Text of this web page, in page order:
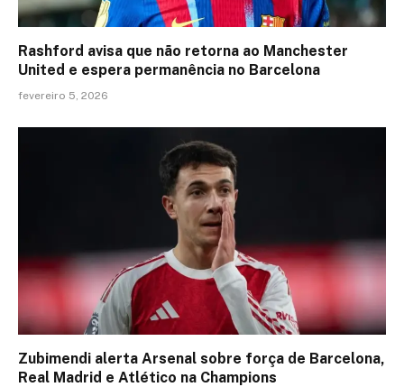
Rashford avisa que não retorna ao Manchester
United e espera permanência no Barcelona
fevereiro 5, 2026
Zubimendi alerta Arsenal sobre força de Barcelona,
Real Madrid e Atlético na Champions